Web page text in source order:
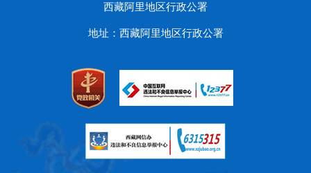
西藏阿里地区行政公署
地址：西藏阿里地区行政公署